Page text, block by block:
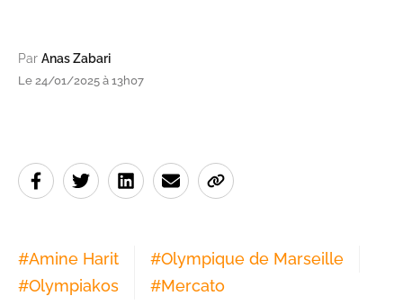
Par Anas Zabari
Le 24/01/2025 à 13h07
#Amine Harit #Olympique de Marseille
#Olympiakos #Mercato